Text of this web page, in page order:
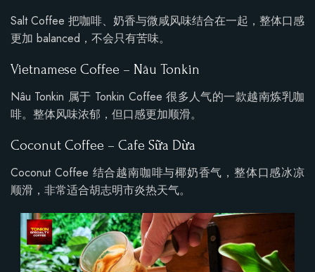
Salt Coffee 把咖啡、奶香与微咸风味结合在一起，整体口感
更加 balanced，不会只有苦味。
Vietnamese Coffee – Nâu Tonkin
Nâu Tonkin 属于 Tonkin Coffee 很多人气的一款越南炼乳咖
啡。整体风味浓郁，但口感更加顺滑。
Coconut Coffee – Cafe Sữa Dừa
Coconut Coffee 结合越南咖啡与椰奶香气，整体口感冰凉
顺滑，非常适合胡志明市炎热天气。